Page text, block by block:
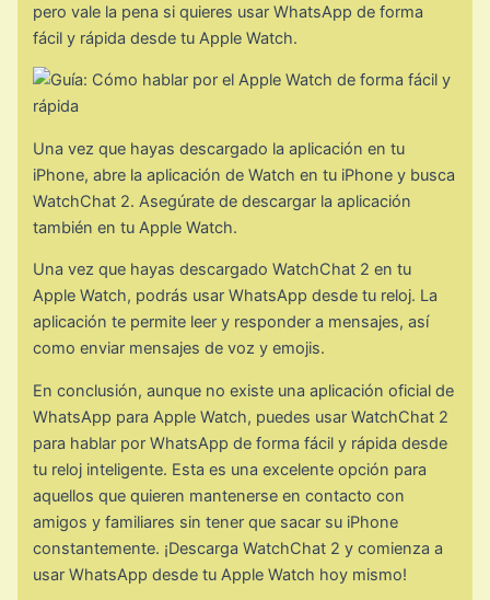
pero vale la pena si quieres usar WhatsApp de forma
fácil y rápida desde tu Apple Watch.
Una vez que hayas descargado la aplicación en tu
iPhone, abre la aplicación de Watch en tu iPhone y busca
WatchChat 2. Asegúrate de descargar la aplicación
también en tu Apple Watch.
Una vez que hayas descargado WatchChat 2 en tu
Apple Watch, podrás usar WhatsApp desde tu reloj. La
aplicación te permite leer y responder a mensajes, así
como enviar mensajes de voz y emojis.
En conclusión, aunque no existe una aplicación oficial de
WhatsApp para Apple Watch, puedes usar WatchChat 2
para hablar por WhatsApp de forma fácil y rápida desde
tu reloj inteligente. Esta es una excelente opción para
aquellos que quieren mantenerse en contacto con
amigos y familiares sin tener que sacar su iPhone
constantemente. ¡Descarga WatchChat 2 y comienza a
usar WhatsApp desde tu Apple Watch hoy mismo!